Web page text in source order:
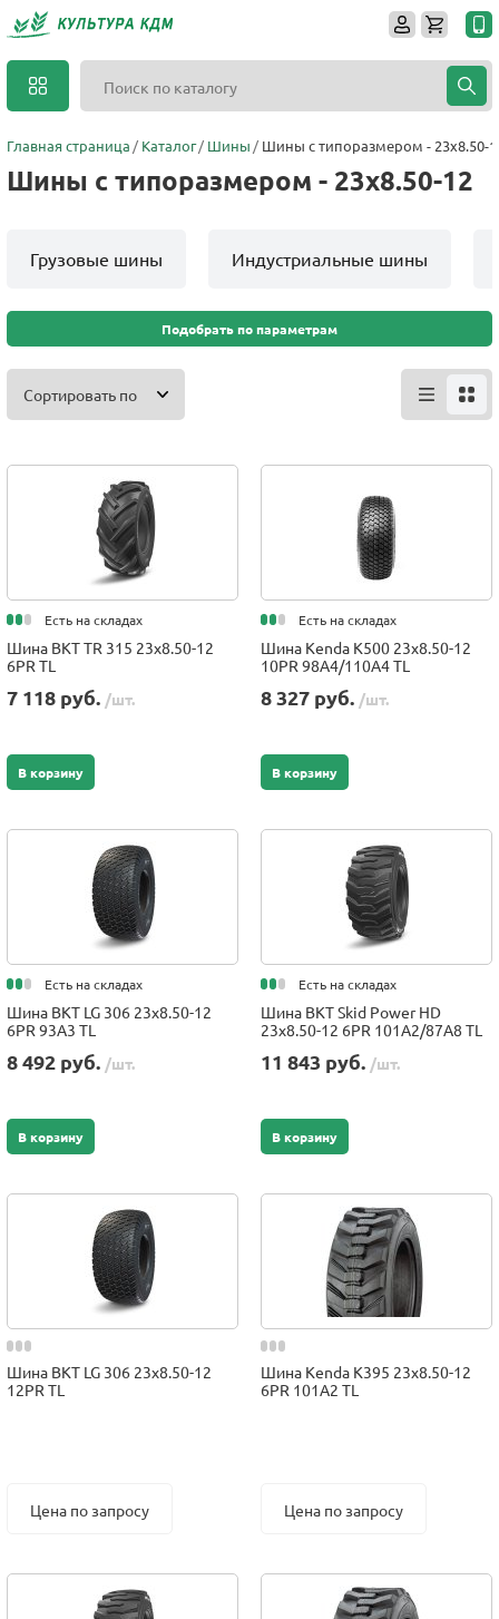
Главная страница Каталог Шины Шины с типоразмером - 23x8.50-
Шины с типоразмером - 23x8.50-12
Грузовые шины Индустриальные шины
Подобрать по параметрам
Сортировать по
Есть на складах
Шина BKT TR 315 23x8.50-12
6PR TL
7 118 руб. /шт.
В корзину
Есть на складах
Шина Kenda K500 23x8.50-12
10PR 98A4/110A4 TL
8 327 руб. /шт.
В корзину
Есть на складах
Шина BKT LG 306 23x8.50-12
6PR 93A3 TL
8 492 руб. /шт.
В корзину
Есть на складах
Шина BKT Skid Power HD
23x8.50-12 6PR 101A2/87A8 TL
11 843 руб. /шт.
В корзину
Шина BKT LG 306 23x8.50-12
12PR TL
Цена по запросу
Шина Kenda K395 23x8.50-12
6PR 101A2 TL
Цена по запросу